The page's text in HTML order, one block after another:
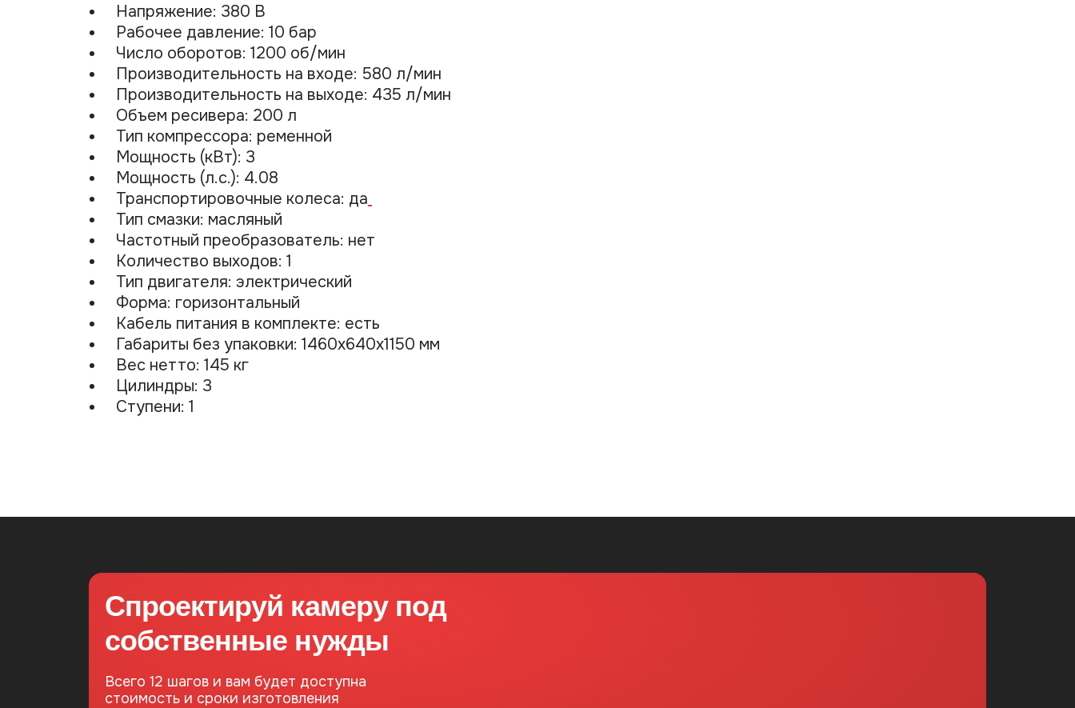
Напряжение: 380 В
Рабочее давление: 10 бар
Число оборотов: 1200 об/мин
Производительность на входе: 580 л/мин
Производительность на выходе: 435 л/мин
Объем ресивера: 200 л
Тип компрессора: ременной
Мощность (кВт): 3
Мощность (л.с.): 4.08
Транспортировочные колеса: да
Тип смазки: масляный
Частотный преобразователь: нет
Количество выходов: 1
Тип двигателя: электрический
Форма: горизонтальный
Кабель питания в комплекте: есть
Габариты без упаковки: 1460х640х1150 мм
Вес нетто: 145 кг
Цилиндры: 3
Ступени: 1
Спроектируй камеру под
собственные нужды
Всего 12 шагов и вам будет доступна
стоимость и сроки изготовления